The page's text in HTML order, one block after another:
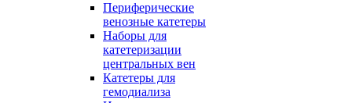
Периферические
венозные катетеры
Наборы для
катетеризации
центральных вен
Катетеры для
гемодиализа